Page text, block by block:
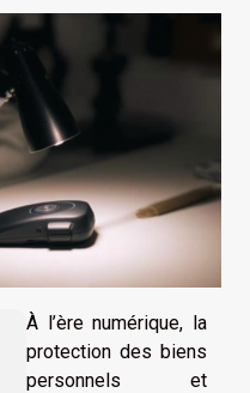
À l’ère numérique, la
protection des biens
personnels et